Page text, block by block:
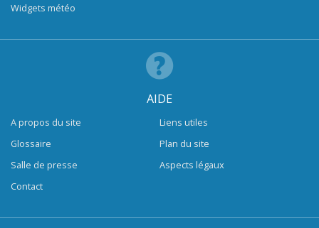
Widgets météo
AIDE
A propos du site
Glossaire
Salle de presse
Contact
Liens utiles
Plan du site
Aspects légaux